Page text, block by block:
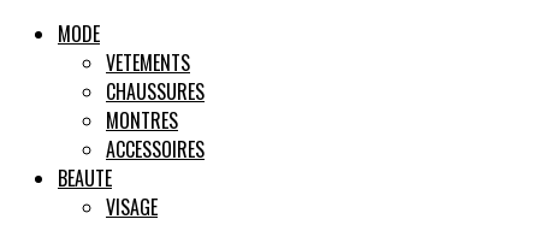
Pas si
MODE
VETEMENTS
CHAUSSURES
MONTRES
ACCESSOIRES
BEAUTE
VISAGE